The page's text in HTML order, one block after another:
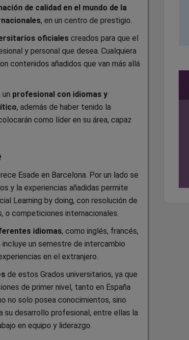
de calidad en el mundo de la
, en un centro de prestigio.
oficiales creados para que el
y personal que desea. Cualquiera
contenidos añadidos que van más allá
profesional con idiomas y
, además de haber tenido la
como líder en su área, capaz
Esade en Barcelona. Por un lado se
y la experiencias añadidas permite
Learning by doing, con resolución de
o competiciones internacionales.
idiomas, como inglés, francés,
incluye un semestre de intercambio
en el extranjero.
de estos Grados universitarios, ya que
de primer nivel, tanto en España
no solo posea conocimientos, sino
su desarrollo profesional, entre ellas la
en equipo y liderazgo.